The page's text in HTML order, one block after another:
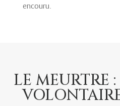
encouru.
LE MEURTRE